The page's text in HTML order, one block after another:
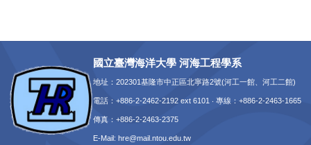
國立臺灣海洋大學 河海工程學系
地址：202301基隆市中正區北寧路2號(河工一館、河工二館)
電話：+886-2-2462-2192 ext 6101 ‧ 專線：+886-2-2463-1665
傳真：+886-2-2463-2375
E-Mail: hre@mail.ntou.edu.tw